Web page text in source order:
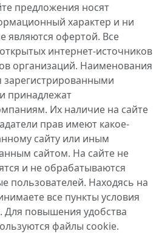
предложения носят
характер и ни
являются офертой. Все
интернет-источников
организаций. Наименования
зарегистрированными
принадлежат
Их наличие на сайте
прав имеют какое-
сайту или иным
сайтом. На сайте не
и не обрабатываются
пользователей. Находясь на
все пункты условия
Для повышения удобства
файлы cookie.